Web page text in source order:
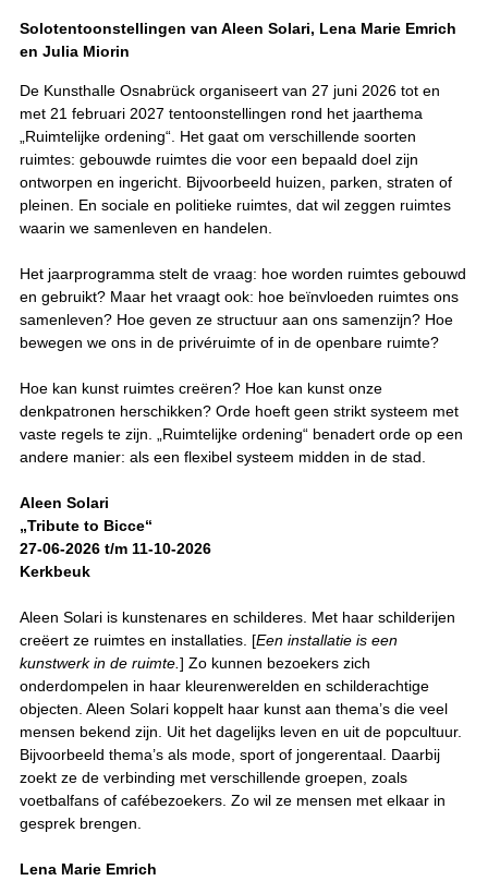
Solotentoonstellingen van Aleen Solari, Lena Marie Emrich
en Julia Miorin
De Kunsthalle Osnabrück organiseert van 27 juni 2026 tot en
met 21 februari 2027 tentoonstellingen rond het jaarthema
„Ruimtelijke ordening“. Het gaat om verschillende soorten
ruimtes: gebouwde ruimtes die voor een bepaald doel zijn
ontworpen en ingericht. Bijvoorbeeld huizen, parken, straten of
pleinen. En sociale en politieke ruimtes, dat wil zeggen ruimtes
waarin we samenleven en handelen.
Het jaarprogramma stelt de vraag: hoe worden ruimtes gebouwd
en gebruikt? Maar het vraagt ook: hoe beïnvloeden ruimtes ons
samenleven? Hoe geven ze structuur aan ons samenzijn? Hoe
bewegen we ons in de privéruimte of in de openbare ruimte?
Hoe kan kunst ruimtes creëren? Hoe kan kunst onze
denkpatronen herschikken? Orde hoeft geen strikt systeem met
vaste regels te zijn. „Ruimtelijke ordening“ benadert orde op een
andere manier: als een flexibel systeem midden in de stad.
Aleen Solari
„Tribute to Bicce“
27-06-2026 t/m 11-10-2026
Kerkbeuk
Aleen Solari is kunstenares en schilderes. Met haar schilderijen
creëert ze ruimtes en installaties. [Een installatie is een
kunstwerk in de ruimte. ] Zo kunnen bezoekers zich
onderdompelen in haar kleurenwerelden en schilderachtige
objecten. Aleen Solari koppelt haar kunst aan thema’s die veel
mensen bekend zijn. Uit het dagelijks leven en uit de popcultuur.
Bijvoorbeeld thema’s als mode, sport of jongerentaal. Daarbij
zoekt ze de verbinding met verschillende groepen, zoals
voetbalfans of cafébezoekers. Zo wil ze mensen met elkaar in
gesprek brengen.
Lena Marie Emrich